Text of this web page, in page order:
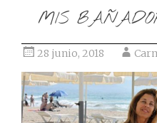
MIS
28 junio, 2018